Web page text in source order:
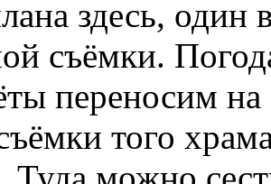
здесь, один
съёмки.
переносим
того